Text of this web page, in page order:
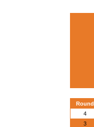
Round
4
3